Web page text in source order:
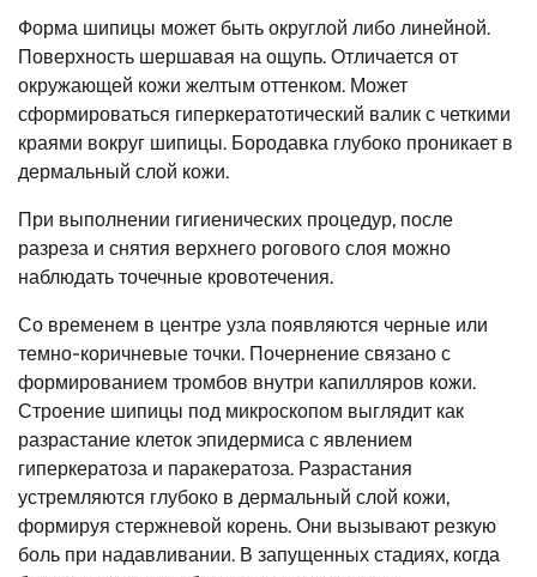
Форма шипицы может быть округлой либо линейной.
Поверхность шершавая на ощупь. Отличается от
окружающей кожи желтым оттенком. Может
сформироваться гиперкератотический валик с четкими
краями вокруг шипицы. Бородавка глубоко проникает в
дермальный слой кожи.
При выполнении гигиенических процедур, после
разреза и снятия верхнего рогового слоя можно
наблюдать точечные кровотечения.
Со временем в центре узла появляются черные или
темно-коричневые точки. Почернение связано с
формированием тромбов внутри капилляров кожи.
Строение шипицы под микроскопом выглядит как
разрастание клеток эпидермиса с явлением
гиперкератоза и паракератоза. Разрастания
устремляются глубоко в дермальный слой кожи,
формируя стержневой корень. Они вызывают резкую
боль при надавливании. В запущенных стадиях, когда